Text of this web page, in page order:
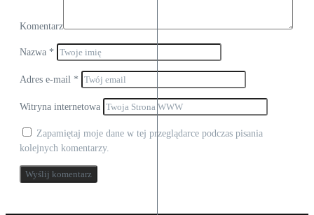
Komentarz
Nazwa *
Adres e-mail *
Witryna internetowa
Zapamiętaj moje dane w tej przeglądarce podczas pisania
kolejnych komentarzy.